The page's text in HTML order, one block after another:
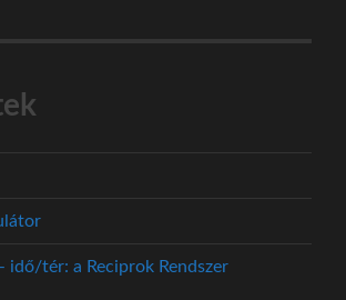
idő/tér: a Reciprok Rendszer